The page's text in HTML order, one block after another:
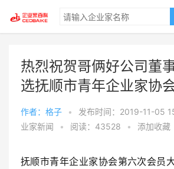
热烈祝贺哥俩好公司董
选抚顺市青年企业家协会
作者：格子 • 发布时间：2019-11-05
业家新闻
• 阅读：43528 • 添加收藏
抚顺市青年企业家协会第六次会员